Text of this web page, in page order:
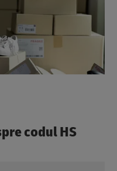
codul HS